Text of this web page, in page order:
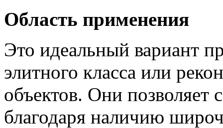
Область применения
Это идеальный вариант
элитного класса или
объектов. Они позволяет
благодаря наличию